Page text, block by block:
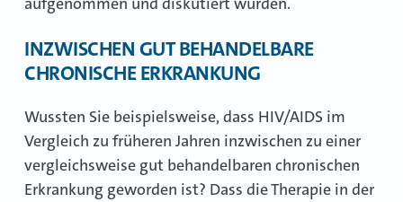
INZWISCHEN GUT BEHANDELBARE
CHRONISCHE ERKRANKUNG
Wussten Sie beispielsweise, dass HIV/AIDS im
Vergleich zu früheren Jahren inzwischen zu einer
vergleichsweise gut behandelbaren chronischen
Erkrankung geworden ist? Dass die Therapie in der